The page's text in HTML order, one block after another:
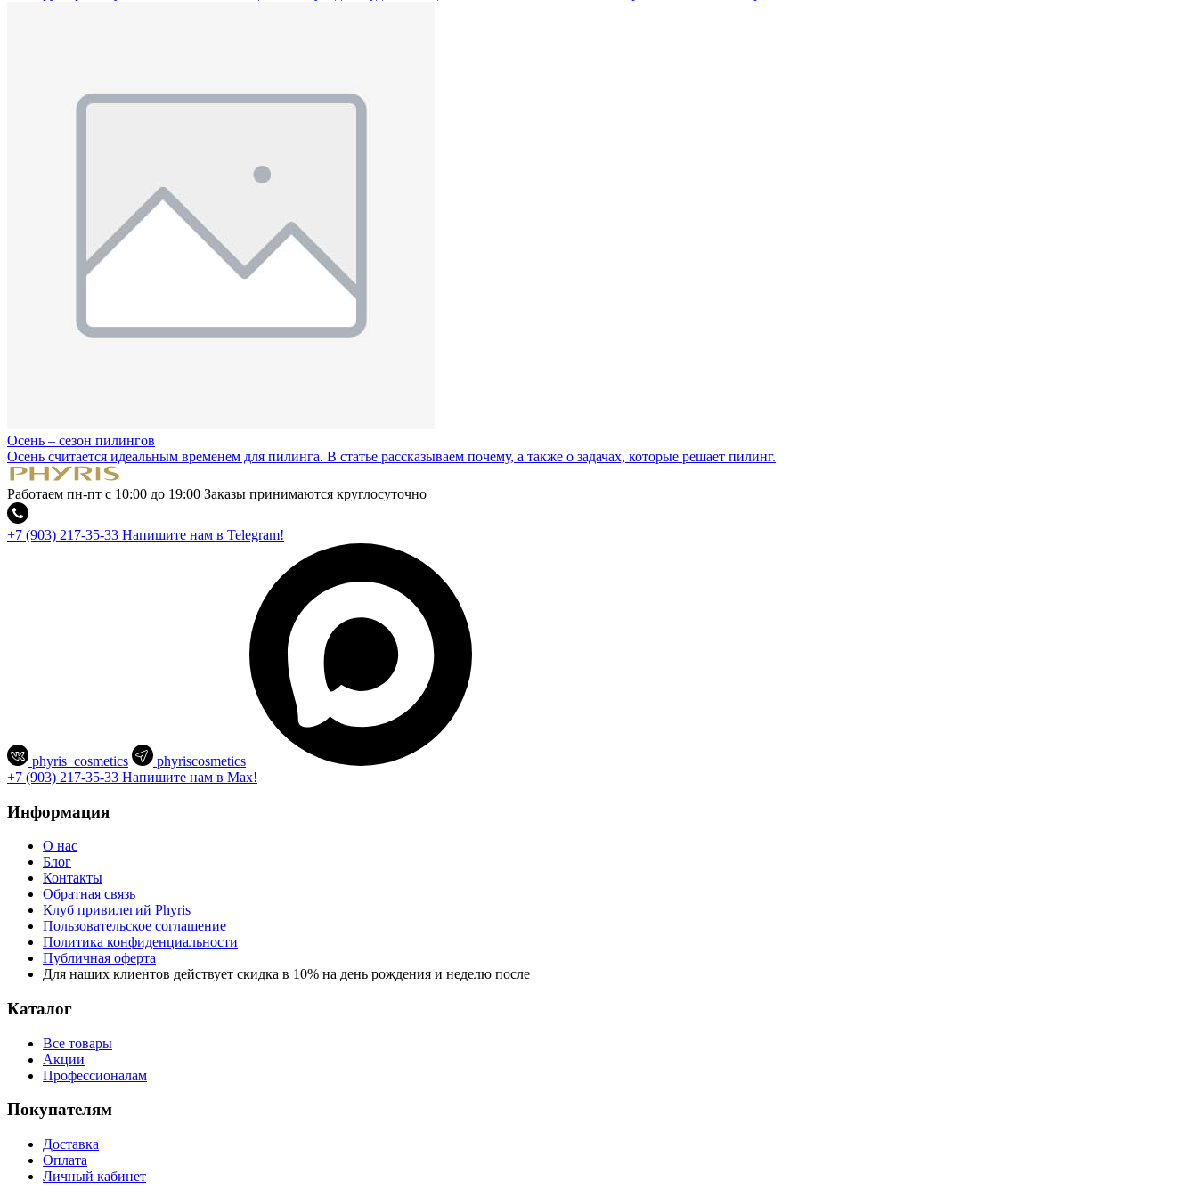
Осень – сезон пилингов
Осень считается идеальным временем для пилинга. В статье рассказываем почему, а также о задачах, которые решает пилинг.
Работаем пн-пт с 10:00 до 19:00 Заказы принимаются круглосуточно
+7 (903) 217-35-33 Напишите нам в Telegram!
phyris_cosmetics
phyriscosmetics
+7 (903) 217-35-33 Напишите нам в Max!
Информация
О нас
Блог
Контакты
Обратная связь
Клуб привилегий Phyris
Пользовательское соглашение
Политика конфиденциальности
Публичная оферта
Для наших клиентов действует скидка в 10% на день рождения и неделю после
Каталог
Все товары
Акции
Профессионалам
Покупателям
Доставка
Оплата
Личный кабинет